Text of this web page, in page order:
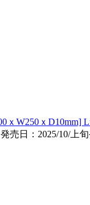
ｘW250ｘD10mm]
発売日：2025/10/上